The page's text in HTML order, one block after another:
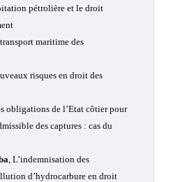
pétrolière et le droit
maritime des
risques en droit des
obligations de l’Etat côtier pour
des captures : cas du
, L’indemnisation des
d’hydrocarbure en droit